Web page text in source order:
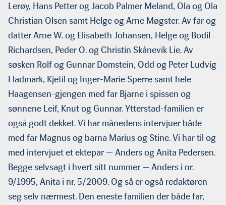
Lerøy, Hans Petter og Jacob Palmer Meland, Ola og Ola
Christian Olsen samt Helge og Arne Møgster. Av far og
datter Arne W. og Elisabeth Johansen, Helge og Bodil
Richardsen, Peder O. og Christin Skånevik Lie. Av
søsken Rolf og Gunnar Domstein, Odd og Peter Ludvig
Fladmark, Kjetil og Inger-Marie Sperre samt hele
Haagensen-gjengen med far Bjarne i spissen og
sønnene Leif, Knut og Gunnar. Ytterstad-familien er
også godt dekket. Vi har månedens intervjuer både
med far Magnus og barna Marius og Stine. Vi har til og
med intervjuet et ektepar — Anders og Anita Pedersen.
Begge selvsagt i hvert sitt nummer — Anders i nr.
9/1995, Anita i nr. 5/2009. Og så er også redaktøren
seg selv nærmest. Den eneste familien der både far,